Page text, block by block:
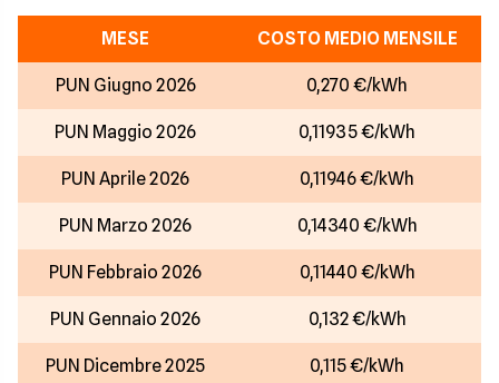
MESE COSTO MEDIO MENSILE
PUN Giugno 2026 0,270 €/kWh
PUN Maggio 2026 0,11935 €/kWh
PUN Aprile 2026 0,11946 €/kWh
PUN Marzo 2026 0,14340 €/kWh
PUN Febbraio 2026 0,11440 €/kWh
PUN Gennaio 2026 0,132 €/kWh
PUN Dicembre 2025 0,115 €/kWh